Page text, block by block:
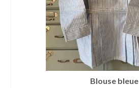
Blouse bleue